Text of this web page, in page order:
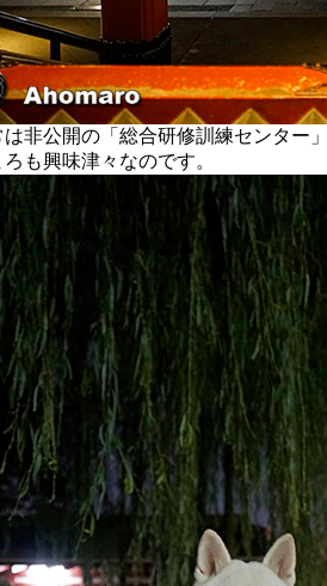
非公開の「総合研修訓練センター
も興味津々なのです。